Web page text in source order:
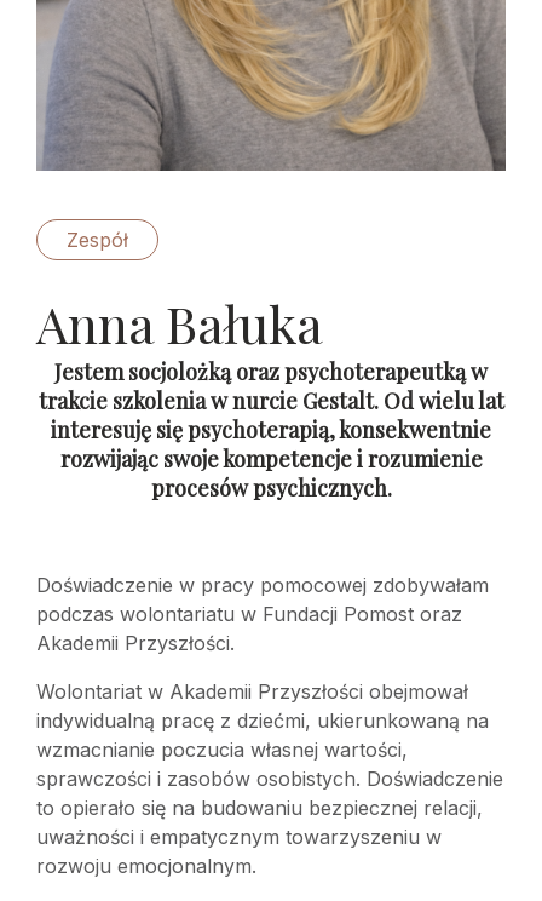
Zespół
Anna Bałuka
Jestem socjolożką oraz psychoterapeutką w
trakcie szkolenia w nurcie Gestalt. Od wielu lat
interesuję się psychoterapią, konsekwentnie
rozwijając swoje kompetencje i rozumienie
procesów psychicznych.
Doświadczenie w pracy pomocowej zdobywałam
podczas wolontariatu w Fundacji Pomost oraz
Akademii Przyszłości.
Wolontariat w Akademii Przyszłości obejmował
indywidualną pracę z dziećmi, ukierunkowaną na
wzmacnianie poczucia własnej wartości,
sprawczości i zasobów osobistych. Doświadczenie
to opierało się na budowaniu bezpiecznej relacji,
uważności i empatycznym towarzyszeniu w
rozwoju emocjonalnym.